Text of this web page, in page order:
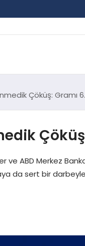
Çöküş: Gramı
ve ABD Merkez
da sert bir